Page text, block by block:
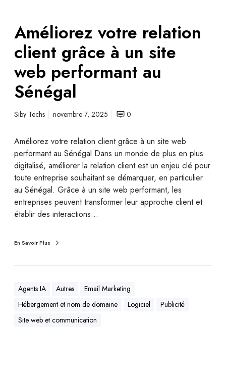
Améliorez votre relation
client grâce à un site
web performant au
Sénégal
Siby Techs novembre 7, 2025 0
Améliorez votre relation client grâce à un site web
performant au Sénégal Dans un monde de plus en plus
digitalisé, améliorer la relation client est un enjeu clé pour
toute entreprise souhaitant se démarquer, en particulier
au Sénégal. Grâce à un site web performant, les
entreprises peuvent transformer leur approche client et
établir des interactions…
En Savoir Plus
Agents IA Autres
Email Marketing
Hébergement et nom de domaine
Logiciel
Publicité
Site web et communication